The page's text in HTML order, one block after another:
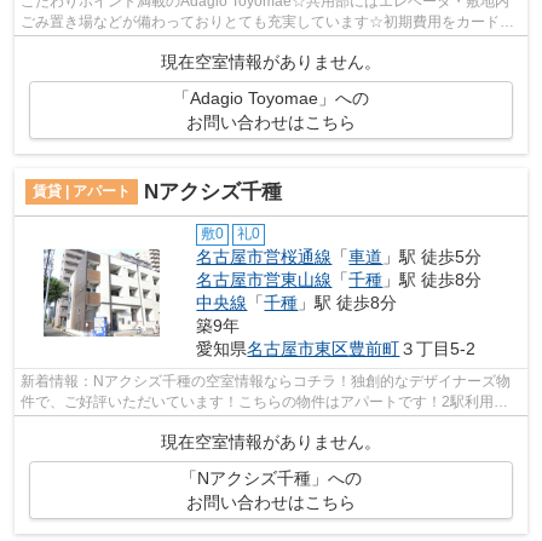
ごみ置き場などが備わっておりとても充実しています☆初期費用をカードで
お支払いいただけるので、カードで決済し...
現在空室情報がありません。
「Adagio Toyomae」への
お問い合わせはこちら
賃貸 | アパート Nアクシズ千種
敷0 礼0
名古屋市営桜通線 「車道 」駅 徒歩5分
名古屋市営東山線 「千種 」駅 徒歩8分
中央線 「千種 」駅 徒歩8分
築9年
愛知県名古屋市東区豊前町３丁目5-2
新着情報：Nアクシズ千種の空室情報ならコチラ！独創的なデザイナーズ物
件で、ご好評いただいています！こちらの物件はアパートです！2駅利用で
現在空室情報がありません。
「Nアクシズ千種」への
お問い合わせはこちら